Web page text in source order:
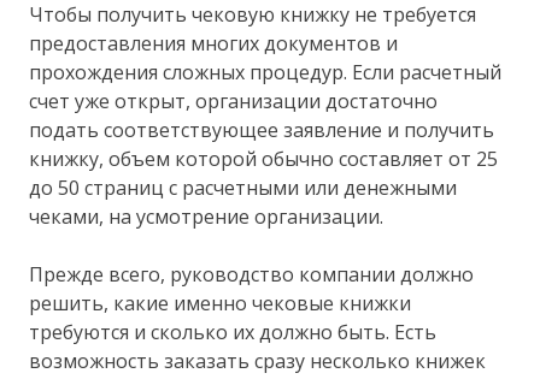
Чтобы получить чековую книжку не требуется
предоставления многих документов и
прохождения сложных процедур. Если расчетный
счет уже открыт, организации достаточно
подать соответствующее заявление и получить
книжку, объем которой обычно составляет от 25
до 50 страниц с расчетными или денежными
чеками, на усмотрение организации.
Прежде всего, руководство компании должно
решить, какие именно чековые книжки
требуются и сколько их должно быть. Есть
возможность заказать сразу несколько книжек